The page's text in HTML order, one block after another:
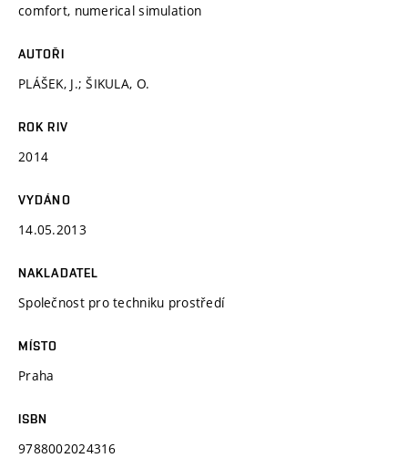
comfort, numerical simulation
AUTOŘI
PLÁŠEK, J.; ŠIKULA, O.
ROK RIV
2014
VYDÁNO
14.05.2013
NAKLADATEL
Společnost pro techniku prostředí
MÍSTO
Praha
ISBN
9788002024316